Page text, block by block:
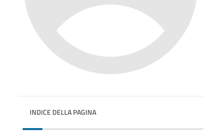
INDICE DELLA PAGINA